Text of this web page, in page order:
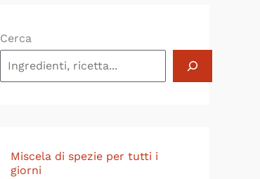
Cerca
Miscela di spezie per tutti i
giorni